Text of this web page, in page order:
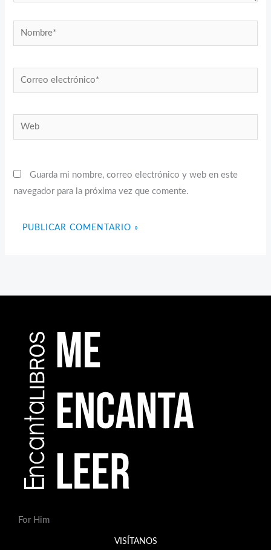
Nombre*
Correo
electrónico*
Web
Guarda mi nombre, correo electrónico y web en este
navegador para la próxima vez que comente.
For Him
VISÍTANOS